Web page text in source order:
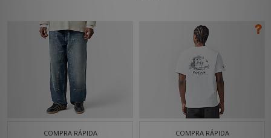
COMPRA RÁPIDA COMPRA RÁPIDA